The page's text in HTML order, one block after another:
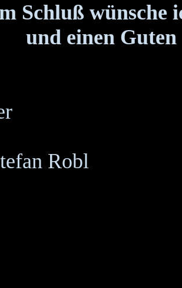
Schluß wünsche
und einen
Robl